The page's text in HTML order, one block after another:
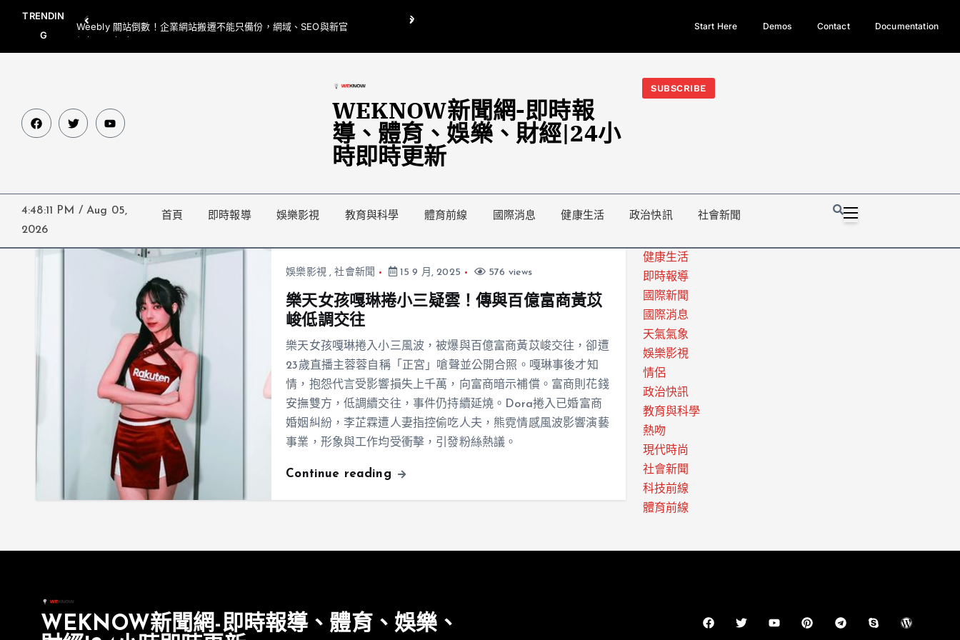
TRENDIN
G
Weebly 關站倒數！企業網站搬遷不能只備份，網域、SEO與新官
網都要一起處理
翁曉玲喊刪陸委會1295萬媒宣費惹議 梁文傑回「只能靠嘴巴」
今日熱門新聞TOP3｜西拉雅族正式成第17個原住民族、立院電競
光電場回
Start Here Demos Contact Documentation
WEKNOW新聞網-即時報
導、體育、娛樂、財經|24小
時即時更新
SUBSCRIBE
4:48:12 PM / Aug 05,
2026
首頁 即時報導 娛樂影視 教育與科學 體育前線 國際消息 健康生活 政治快訊 社會新聞
娛樂影視,社會新聞 15 9 月, 2025 576 views
樂天女孩嘎琳捲小三疑雲！傳與百億富商黃苡
峻低調交往
樂天女孩嘎琳捲入小三風波，被爆與百億富商黃苡峻交往，卻遭
23歲直播主蓉蓉自稱「正宮」嗆聲並公開合照。嘎琳事後才知
情，抱怨代言受影響損失上千萬，向富商暗示補償。富商則花錢
安撫雙方，低調續交往，事件仍持續延燒。Dora捲入已婚富商
婚姻糾紛，李芷霖遭人妻指控偷吃人夫，熊霓情感風波影響演藝
事業，形象與工作均受衝擊，引發粉絲熱議。
Continue reading
健康生活
即時報導
國際新聞
國際消息
天氣氣象
娛樂影視
情侶
政治快訊
教育與科學
熱吻
現代時尚
社會新聞
科技前線
體育前線
WEKNOW新聞網-即時報導、體育、娛樂、